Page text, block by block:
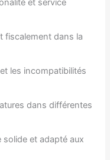
et service
fiscalement dans la
les incompatibilités
dans différentes
solide et adapté aux